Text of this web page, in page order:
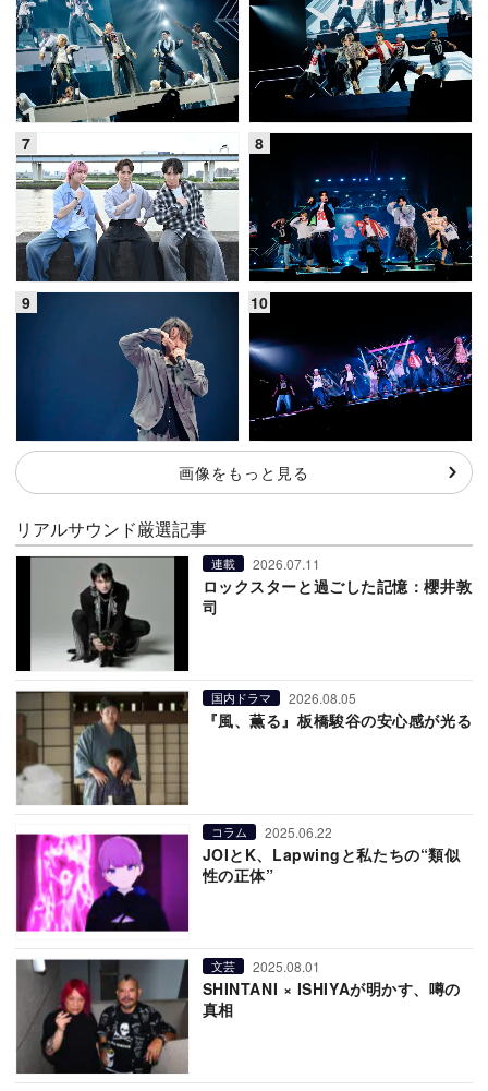
画像をもっと見る
リアルサウンド厳選記事
連載 2026.07.11
ロックスターと過ごした記憶：櫻井敦
司
国内ドラマ 2026.08.05
『風、薫る』板橋駿谷の安心感が光る
コラム 2025.06.22
JOIとK、Lapwingと私たちの“類似
性の正体”
文芸 2025.08.01
SHINTANI × ISHIYAが明かす、噂の
真相